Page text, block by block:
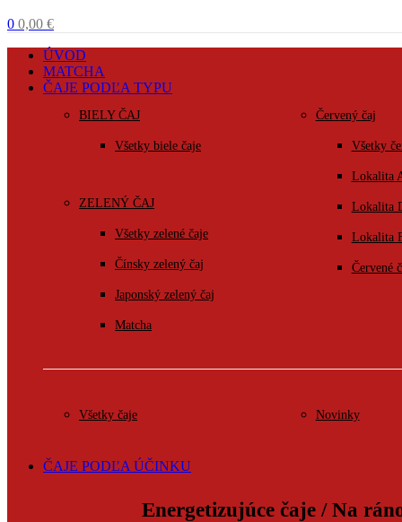
0 0,00 €
ÚVOD
MATCHA
ČAJE PODĽA TYPU
BIELY ČAJ
Všetky biele čaje
ZELENÝ ČAJ
Všetky zelené čaje
Čínsky zelený čaj
Japonský zelený čaj
Matcha
Červený čaj
Všetky
Lokalita
Lokalita
Lokalita
Červené
Všetky čaje Novinky
ČAJE PODĽA ÚČINKU
Energetizujúce čaje / Na